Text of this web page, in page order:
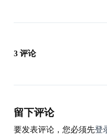
3 评论
留下评论
要发表评论，您必须先登